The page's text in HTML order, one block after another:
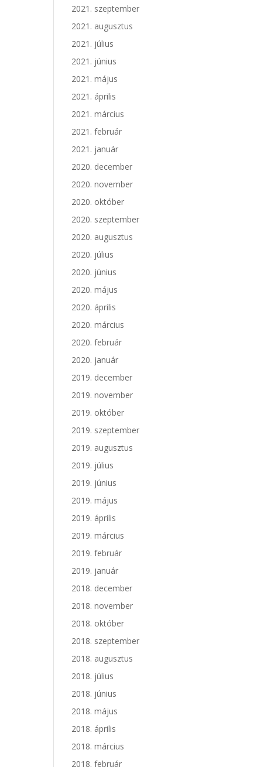
2021. szeptember
2021. augusztus
2021. július
2021. június
2021. május
2021. április
2021. március
2021. február
2021. január
2020. december
2020. november
2020. október
2020. szeptember
2020. augusztus
2020. július
2020. június
2020. május
2020. április
2020. március
2020. február
2020. január
2019. december
2019. november
2019. október
2019. szeptember
2019. augusztus
2019. július
2019. június
2019. május
2019. április
2019. március
2019. február
2019. január
2018. december
2018. november
2018. október
2018. szeptember
2018. augusztus
2018. július
2018. június
2018. május
2018. április
2018. március
2018. február